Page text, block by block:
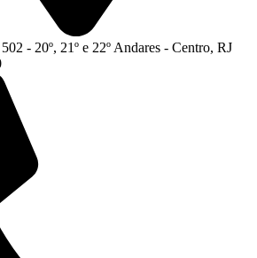
- 20º, 21º e 22º Andares - Centro, RJ